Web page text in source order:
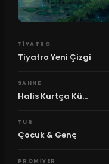
TIYATRO
Tiyatro Yeni Çizgi
SAHNE
Halis Kurtça Kü...
TUR
Çocuk & Genç
PROMIYER